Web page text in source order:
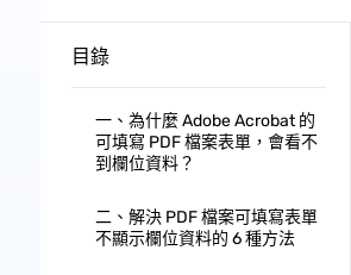
目錄
一、為什麼 Adobe Acrobat 的
可填寫 PDF 檔案表單，會看不
到欄位資料？
二、解決 PDF 檔案可填寫表單
不顯示欄位資料的 6 種方法